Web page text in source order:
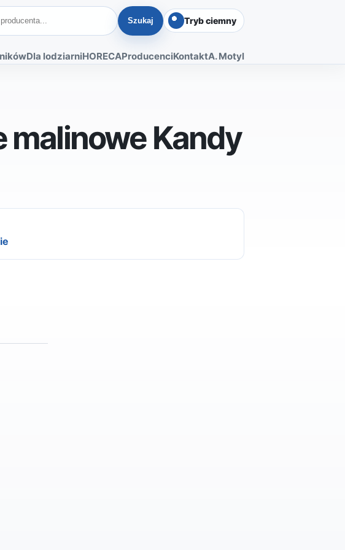
Szukaj Tryb ciemny
Dla lodziarniHORECAProducenciKontaktA. Motyl
malinowe Kandy